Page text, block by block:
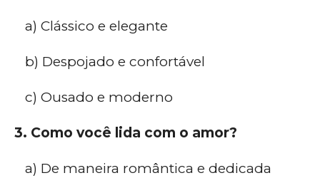
a) Clássico e elegante
b) Despojado e confortável
c) Ousado e moderno
3. Como você lida com o amor?
a) De maneira romântica e dedicada